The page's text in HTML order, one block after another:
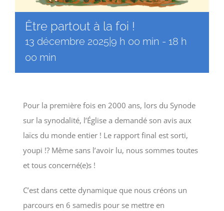
Être partout à la foi !
13 décembre 2025|9 h 00 min - 18 h
00 min
Pour la première fois en 2000 ans, lors du Synode
sur la synodalité, l’Église a demandé son avis aux
laïcs du monde entier ! Le rapport final est sorti,
youpi !? Même sans l’avoir lu, nous sommes toutes
et tous concerné(e)s !
C’est dans cette dynamique que nous créons un
parcours en 6 samedis pour se mettre en